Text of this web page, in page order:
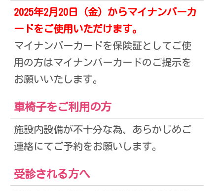
2025年2月20日（金）からマイナンバーカ
ードをご使用いただけます。
マイナンバーカードを保険証としてご使
用の方はマイナンバーカードのご提示を
お願いいたします。
車椅子をご利用の方
施設内設備が不十分な為、あらかじめご
連絡にてご予約をお願いします。
受診される方へ